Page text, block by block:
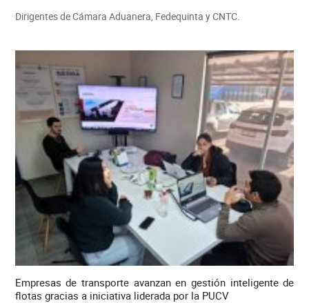
Dirigentes de Cámara Aduanera, Fedequinta y CNTC.
Empresas de transporte avanzan en gestión inteligente de
flotas gracias a iniciativa liderada por la PUCV